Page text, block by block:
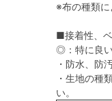
※布の種類に
■接着性、
◎：特に良
・防水、防
・生地の種
い。